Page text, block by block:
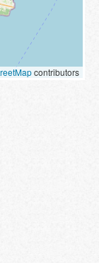
contributors